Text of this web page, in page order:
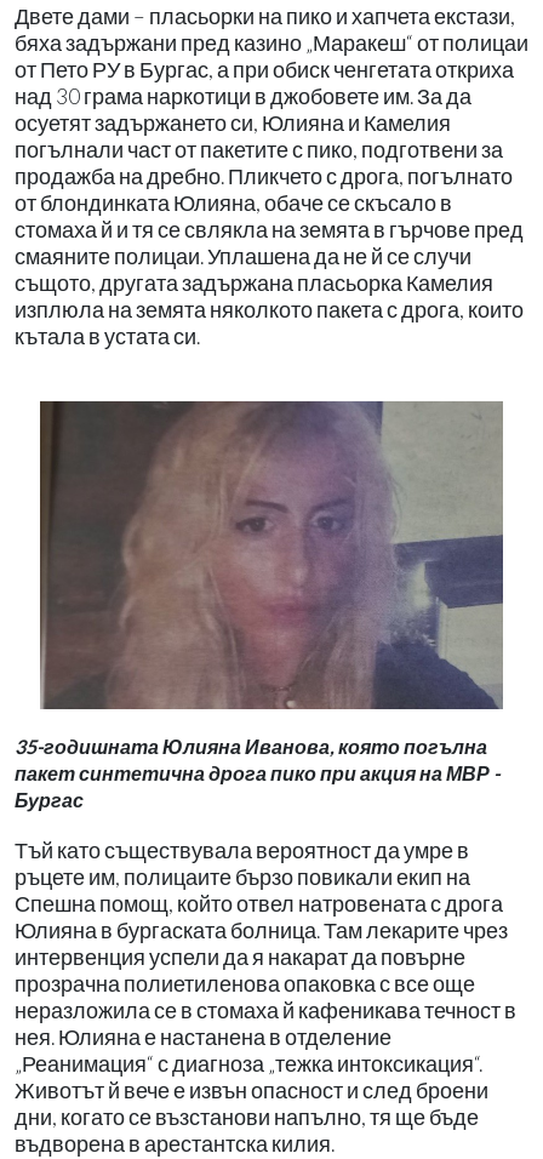
Двете дами – пласьорки на пико и хапчета екстази,
бяха задържани пред казино „Маракеш“ от полицаи
от Пето РУ в Бургас, а при обиск ченгетата откриха
над 30 грама наркотици в джобовете им. За да
осуетят задържането си, Юлияна и Камелия
погълнали част от пакетите с пико, подготвени за
продажба на дребно. Пликчето с дрога, погълнато
от блондинката Юлияна, обаче се скъсало в
стомаха й и тя се свлякла на земята в гърчове пред
смаяните полицаи. Уплашена да не й се случи
същото, другата задържана пласьорка Камелия
изплюла на земята няколкото пакета с дрога, които
кътала в устата си.
35-годишната Юлияна Иванова, която погълна
пакет синтетична дрога пико при акция на МВР -
Бургас
Тъй като съществувала вероятност да умре в
ръцете им, полицаите бързо повикали екип на
Спешна помощ, който отвел натровената с дрога
Юлияна в бургаската болница. Там лекарите чрез
интервенция успели да я накарат да повърне
прозрачна полиетиленова опаковка с все още
неразложила се в стомаха й кафеникава течност в
нея. Юлияна е настанена в отделение
„Реанимация“ с диагноза „тежка интоксикация“.
Животът й вече е извън опасност и след броени
дни, когато се възстанови напълно, тя ще бъде
въдворена в арестантска килия.